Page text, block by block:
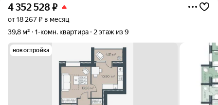
4 352 528₽
от 18 267 ₽ в месяц
39,8 м²
1-комн. квартира 2 этаж из 9
новостройка